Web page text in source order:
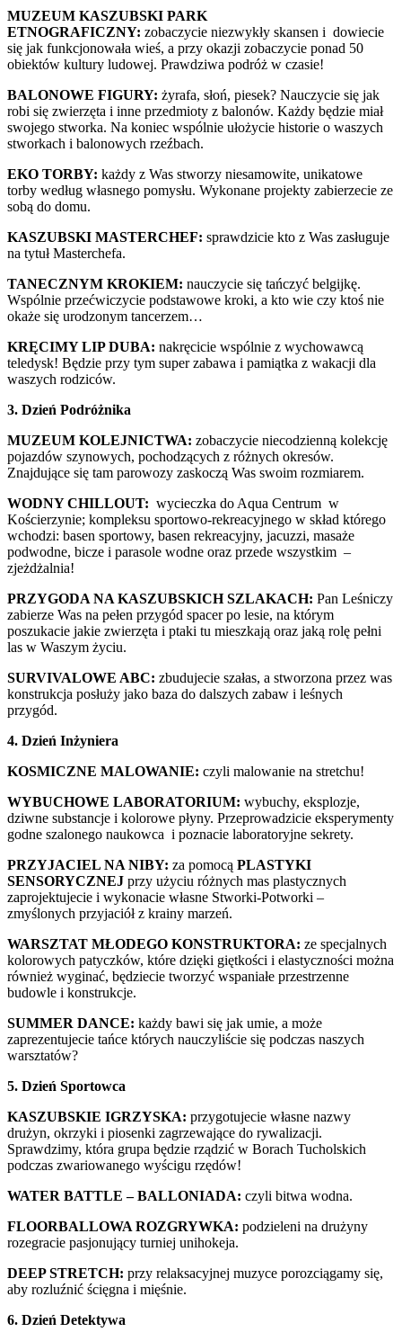
MUZEUM KASZUBSKI PARK
ETNOGRAFICZNY: zobaczycie niezwykły skansen i dowiecie
się jak funkcjonowała wieś, a przy okazji zobaczycie ponad 50
obiektów kultury ludowej. Prawdziwa podróż w czasie!
BALONOWE FIGURY: żyrafa, słoń, piesek? Nauczycie się jak
robi się zwierzęta i inne przedmioty z balonów. Każdy będzie miał
swojego stworka. Na koniec wspólnie ułożycie historie o waszych
stworkach i balonowych rzeźbach.
EKO TORBY: każdy z Was stworzy niesamowite, unikatowe
torby według własnego pomysłu. Wykonane projekty zabierzecie ze
sobą do domu.
KASZUBSKI MASTERCHEF: sprawdzicie kto z Was zasługuje
na tytuł Masterchefa.
TANECZNYM KROKIEM: nauczycie się tańczyć belgijkę.
Wspólnie przećwiczycie podstawowe kroki, a kto wie czy ktoś nie
okaże się urodzonym tancerzem…
KRĘCIMY LIP DUBA: nakręcicie wspólnie z wychowawcą
teledysk! Będzie przy tym super zabawa i pamiątka z wakacji dla
waszych rodziców.
3. Dzień Podróżnika
MUZEUM KOLEJNICTWA: zobaczycie niecodzienną kolekcję
pojazdów szynowych, pochodzących z różnych okresów.
Znajdujące się tam parowozy zaskoczą Was swoim rozmiarem.
WODNY CHILLOUT: wycieczka do Aqua Centrum w
Kościerzynie; kompleksu sportowo-rekreacyjnego w skład którego
wchodzi: basen sportowy, basen rekreacyjny, jacuzzi, masaże
podwodne, bicze i parasole wodne oraz przede wszystkim –
zjeżdżalnia!
PRZYGODA NA KASZUBSKICH SZLAKACH: Pan Leśniczy
zabierze Was na pełen przygód spacer po lesie, na którym
poszukacie jakie zwierzęta i ptaki tu mieszkają oraz jaką rolę pełni
las w Waszym życiu.
SURVIVALOWE ABC: zbudujecie szałas, a stworzona przez was
konstrukcja posłuży jako baza do dalszych zabaw i leśnych
przygód.
4. Dzień Inżyniera
KOSMICZNE MALOWANIE: czyli malowanie na stretchu!
WYBUCHOWE LABORATORIUM: wybuchy, eksplozje,
dziwne substancje i kolorowe płyny. Przeprowadzicie eksperymenty
godne szalonego naukowca i poznacie laboratoryjne sekrety.
PRZYJACIEL NA NIBY: za pomocą PLASTYKI
SENSORYCZNEJ przy użyciu różnych mas plastycznych
zaprojektujecie i wykonacie własne Stworki-Potworki –
zmyślonych przyjaciół z krainy marzeń.
WARSZTAT MŁODEGO KONSTRUKTORA: ze specjalnych
kolorowych patyczków, które dzięki giętkości i elastyczności można
również wyginać, będziecie tworzyć wspaniałe przestrzenne
budowle i konstrukcje.
SUMMER DANCE: każdy bawi się jak umie, a może
zaprezentujecie tańce których nauczyliście się podczas naszych
warsztatów?
5. Dzień Sportowca
KASZUBSKIE IGRZYSKA: przygotujecie własne nazwy
drużyn, okrzyki i piosenki zagrzewające do rywalizacji.
Sprawdzimy, która grupa będzie rządzić w Borach Tucholskich
podczas zwariowanego wyścigu rzędów!
WATER BATTLE – BALLONIADA: czyli bitwa wodna.
FLOORBALLOWA ROZGRYWKA: podzieleni na drużyny
rozegracie pasjonujący turniej unihokeja.
DEEP STRETCH: przy relaksacyjnej muzyce porozciągamy się,
aby rozluźnić ścięgna i mięśnie.
6. Dzień Detektywa